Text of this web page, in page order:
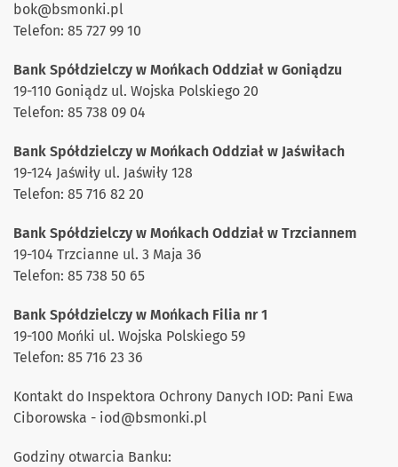
bok@bsmonki.pl
Telefon: 85 727 99 10
Bank Spółdzielczy w Mońkach Oddział w Goniądzu
19-110 Goniądz ul. Wojska Polskiego 20
Telefon: 85 738 09 04
Bank Spółdzielczy w Mońkach Oddział w Jaświłach
19-124 Jaświły ul. Jaświły 128
Telefon: 85 716 82 20
Bank Spółdzielczy w Mońkach Oddział w Trzciannem
19-104 Trzcianne ul. 3 Maja 36
Telefon: 85 738 50 65
Bank Spółdzielczy w Mońkach Filia nr 1
19-100 Mońki ul. Wojska Polskiego 59
Telefon: 85 716 23 36
Kontakt do Inspektora Ochrony Danych IOD: Pani Ewa
Ciborowska - iod @bsmonki.pl
Godziny otwarcia Banku: